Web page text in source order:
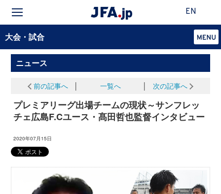
EN
大会・試合
ニュース
前の記事へ 一覧へ 次の記事へ
プレミアリーグ出場チームの現状～サンフレッ
チェ広島F.Cユース・髙田哲也監督インタビュー
2020年07月15日